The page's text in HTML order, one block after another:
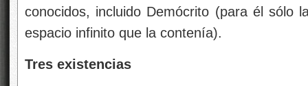
conocidos, incluido Demócrito (para él sólo
espacio infinito que la contenía).
Tres existencias